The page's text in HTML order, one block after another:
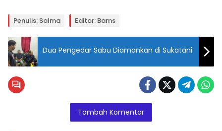
Penulis: Salma Editor: Bams
Dua Pengedar Sabu Diamankan di Sukatani
Tambah Komentar